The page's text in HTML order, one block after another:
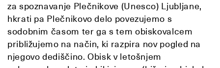
za spoznavanje Plečnikove (Unesco) Ljubljane,
hkrati pa Plečnikovo delo povezujemo s
sodobnim časom ter ga s tem obiskovalcem
približujemo na način, ki razpira nov pogled na
njegovo dediščino. Obisk v letošnjem